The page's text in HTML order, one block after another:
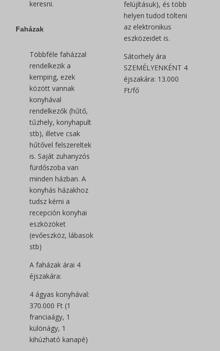
keresni.
Faházak
Többféle faházzal
rendelkezik a
kemping, ezek
között vannak
konyhával
rendelkezők (hűtő,
tűzhely, konyhapult
stb), illetve csak
hűtővel felszereltek
is. Saját zuhanyzós
fürdőszoba van
minden házban. A
konyhás házakhoz
tudsz kérni a
recepción konyhai
eszközöket
(evőeszköz, lábasok
stb)
A faházak árai 4
éjszakára:
4 ágyas konyhával:
370.000 Ft (1
franciaágy, 1
különágy, 1
kihúzható kanapé)
felújításuk), és több
helyen tudod tölteni
az elektronikus
eszközeidet is.
Sátorhely ára
SZEMÉLYENKÉNT 4
éjszakára: 13.000
Ft/fő